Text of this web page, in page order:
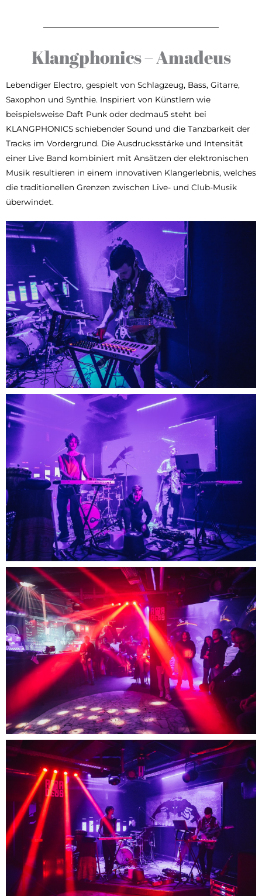
Klangphonics – Amadeus
Lebendiger Electro, gespielt von Schlagzeug, Bass, Gitarre,
Saxophon und Synthie. Inspiriert von Künstlern wie
beispielsweise Daft Punk oder dedmau5 steht bei
KLANGPHONICS schiebender Sound und die Tanzbarkeit der
Tracks im Vordergrund. Die Ausdrucksstärke und Intensität
einer Live Band kombiniert mit Ansätzen der elektronischen
Musik resultieren in einem innovativen Klangerlebnis, welches
die traditionellen Grenzen zwischen Live- und Club-Musik
überwindet.